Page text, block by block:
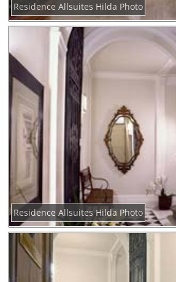
Residence Allsuites Hilda Photo
Residence Allsuites Hilda Photo